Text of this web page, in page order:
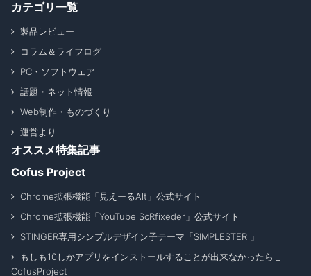
カテゴリ一覧
製品レビュー
コラム＆ライフログ
PC・ソフトウェア
話題・ネット情報
Web制作・ものづくり
運営より
オススメ特集記事
Cofus Project
Chrome拡張機能「見えーるAlt」公式サイト
Chrome拡張機能「YouTube ScRfixeder」公式サイト
STINGER専用シンプルデザイン子テーマ「SIMPLESTER 」
もしも10しかアプリをインストールすることが出来なかったら _
CofusProject